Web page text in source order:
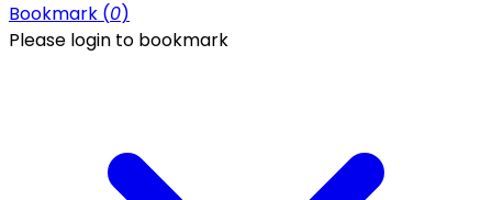
Bookmark (0)
Please login to bookmark